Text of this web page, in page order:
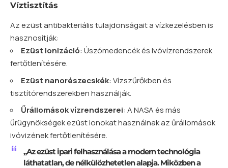
Víztisztítás
Az ezüst antibakteriális tulajdonságait a vízkezelésben is
hasznosítják:
Ezüst ionizáció: Úszómedencék és ivóvízrendszerek
fertőtlenítésére.
Ezüst nanorészecskék: Vízszűrőkben és
tisztítórendszerekben használják.
Űrállomások vízrendszerei: A NASA és más
űrügynökségek ezüst ionokat használnak az űrállomások
ivóvizének fertőtlenítésére.
„Az ezüst ipari felhasználása a modern technológia
láthatatlan, de nélkülözhetetlen alapja. Miközben a